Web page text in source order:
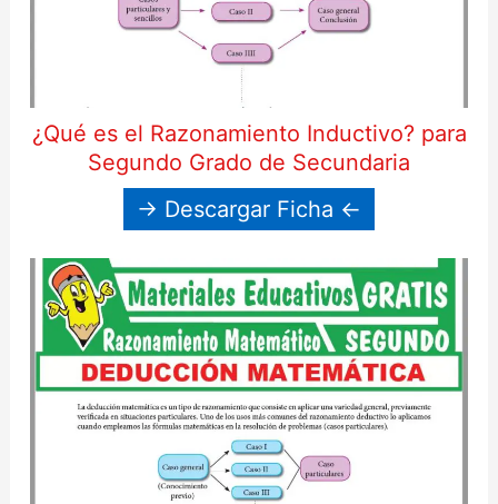
¿Qué es el Razonamiento Inductivo? para
Segundo Grado de Secundaria
→ Descargar Ficha ←